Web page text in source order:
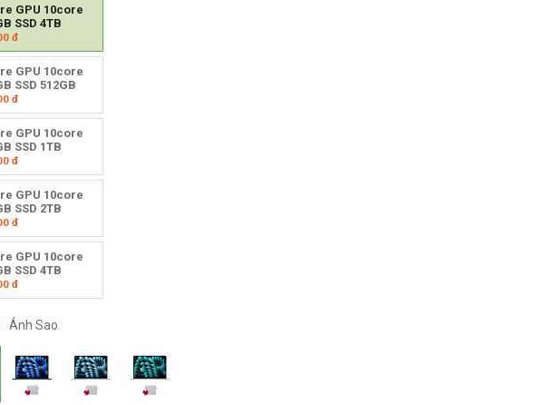
GPU 10core
SSD 4TB
đ
GPU 10core
SSD 512GB
đ
GPU 10core
SSD 1TB
đ
GPU 10core
SSD 2TB
đ
GPU 10core
SSD 4TB
đ
Ánh Sao